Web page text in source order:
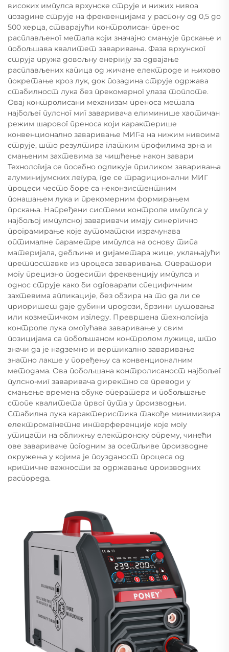
високих импулса врхунске струје и нижих нивоа
позадине струје на фреквенцијама у распону од 0,5 до
500 херца, стварајући контролисан пренос
расплављеног метала који значајно смањује прскање и
побољшава квалитет заваривања. Фаза врхунског
струја пружа довољну енергију за одвајање
расплављених капица од жичане електроде и њихово
покретање кроз лук, док позадина струје одржава
стабилност лука без прекомерног улаза топлоте.
Овај контролисани механизам преноса метала
најбољег пулсног миг заваривача елиминише хаотичан
режим шаровог преноса који карактерише
конвенционално заваривање МИГ-а на нижим нивоима
струје, што резултира глатким профилима зрна и
смањеним захтевима за чишћење након завари
Технологија се посебно одликује приликом заваривања
алуминијумских легура, где се традиционални МИГ
процеси често боре са неконзистентним
понашањем лука и прекомерним формирањем
прскања. Напређени системи контроле импулса у
најбољој импулсној заваривачи имају синергично
програмирање које аутоматски израчунава
оптималне параметре импулса на основу типа
материјала, дебљине и дијаметара жице, уклањајући
претпоставке из процеса заваривања. Оператори
могу прецизно подесити фреквенцију импулса и
однос струје како би одговарали специфичним
захтевима апликације, без обзира на то да ли се
приоритет даје дубини продози, брзини путовања
или козметичком изгледу. Превршена технологија
контроле лука омогућава заваривање у свим
позицијама са побољшаном контролом лужице, што
значи да је надземно и вертикално заваривање
знатно лакше у поређењу са конвенционалним
методама. Ова побољшана контролисаност најбољег
пулсно-миг заваривача директно се преводи у
смањење времена обуке оператера и побољшање
стопе квалитета првог пута у производњи.
Стабилна лука карактеристика такође минимизира
електромагнетне интерференције које могу
утицати на оближњу електронску опрему, чинећи
ове завариваче погодним за осетљиве производне
окружења у којима је поузданост процеса од
критичне важности за одржавање производних
распореда.